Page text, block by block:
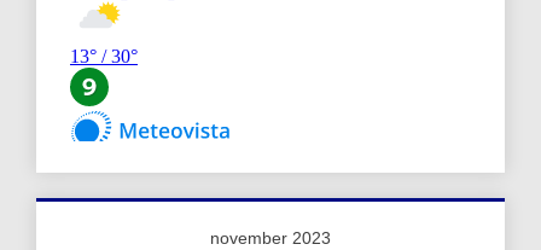
november 2023